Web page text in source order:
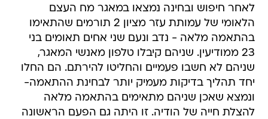
לאחר חיפוש ובחינה נמצאו במאגר מח העצם
הלאומי של עמותת עזר מציון 2 תורמים שהתאימו
בהתאמה מלאה - נדב ונעם שני אחים תאומים בני
23 ממודיעין. שניהם קיבלו טלפון מאנשי המאגר,
שניהם לא חשבו פעמיים והחליטו להירתם. הם החלו
יחד תהליך בדיקות מעמיק יותר לבחינת ההתאמה-
ונמצא שאכן שניהם מתאימים בהתאמה מלאה
להצלת חייה של הודיה. זו היתה גם הפעם הראשונה